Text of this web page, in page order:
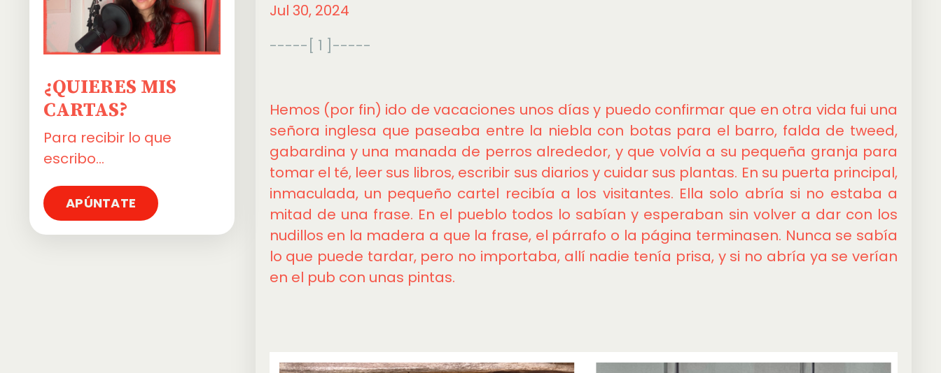
Jul 30, 2024
-----[ 1 ]-----
Hemos (por fin) ido de vacaciones unos días y puedo confirmar que en otra vida fui una
señora inglesa que paseaba entre la niebla con botas para el barro, falda de tweed,
gabardina y una manada de perros alrededor, y que volvía a su pequeña granja para
tomar el té, leer sus libros, escribir sus diarios y cuidar sus plantas. En su puerta principal,
inmaculada, un pequeño cartel recibía a los visitantes. Ella solo abría si no estaba a
mitad de una frase. En el pueblo todos lo sabían y esperaban sin volver a dar con los
nudillos en la madera a que la frase, el párrafo o la página terminasen. Nunca se sabía
lo que puede tardar, pero no importaba, allí nadie tenía prisa, y si no abría ya se verían
en el pub con unas pintas.
¿QUIERES MIS
CARTAS?
Para recibir lo que
escribo...
APÚNTATE